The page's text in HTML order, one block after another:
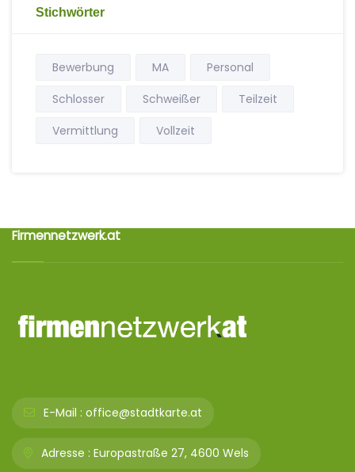
Stichwörter
Bewerbung MA
Personal
Schlosser
Schweißer
Teilzeit
Vermittlung
Vollzeit
Firmennetzwerk.at
E-Mail : office@stadtkarte.at
Adresse : Europastraße 27, 4600 Wels